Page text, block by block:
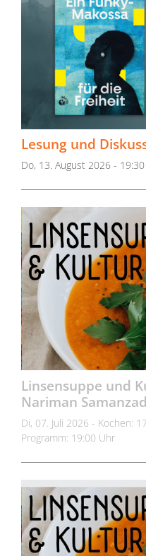
Lesung und
Do, 13. August 2026 -
Linsensuppe und
Nariman
Di, 07. Juli 2026 - Kochen:
Programm: 19:00 Uhr